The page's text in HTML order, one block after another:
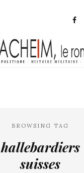
BROWSING TAG
hallebardiers
suisses